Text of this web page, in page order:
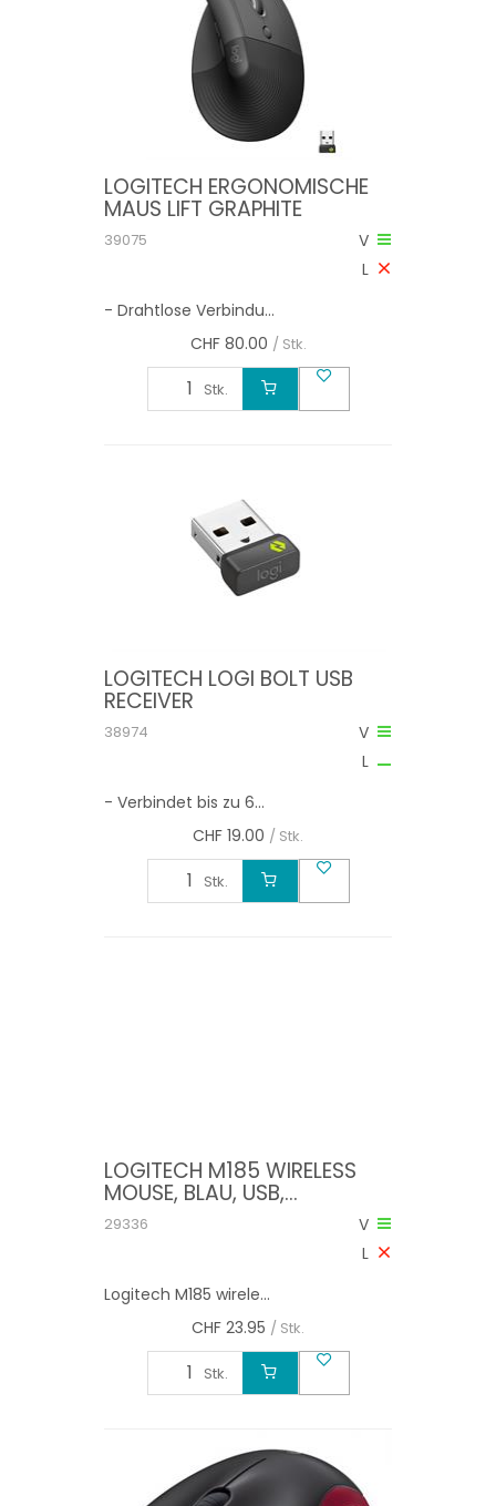
LOGITECH ERGONOMISCHE
MAUS LIFT GRAPHITE
V
L
39075
- Drahtlose Verbindu...
CHF 80.00 / Stk.
Stk.
LOGITECH LOGI BOLT USB
RECEIVER
V
L
38974
- Verbindet bis zu 6...
CHF 19.00 / Stk.
Stk.
LOGITECH M185 WIRELESS
MOUSE, BLAU, USB,
2.4GHZ,VERSTAUBARER
NANO EMPFÄNGER
V
L
29336
Logitech M185 wirele...
CHF 23.95 / Stk.
Stk.